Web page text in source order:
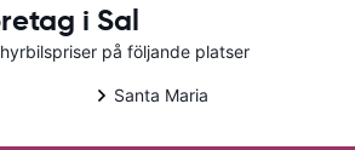
i Sal
på följande platser
Santa Maria